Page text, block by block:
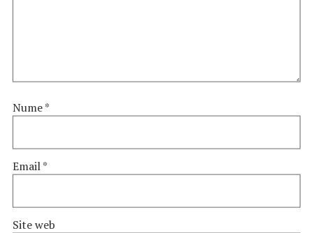
Nume*
Email*
Site web